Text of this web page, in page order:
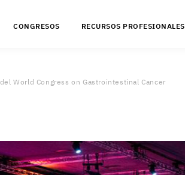
CONGRESOS RECURSOS PROFESIONALES
World Congress on Gastrointestinal Cancer